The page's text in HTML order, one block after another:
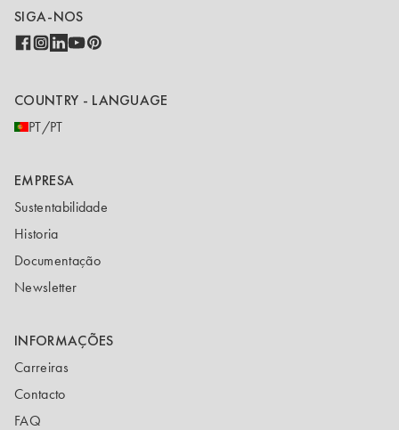
SIGA-NOS
COUNTRY - LANGUAGE
PT/PT
EMPRESA
Sustentabilidade
Historia
Documentação
Newsletter
INFORMAÇÕES
Carreiras
Contacto
FAQ